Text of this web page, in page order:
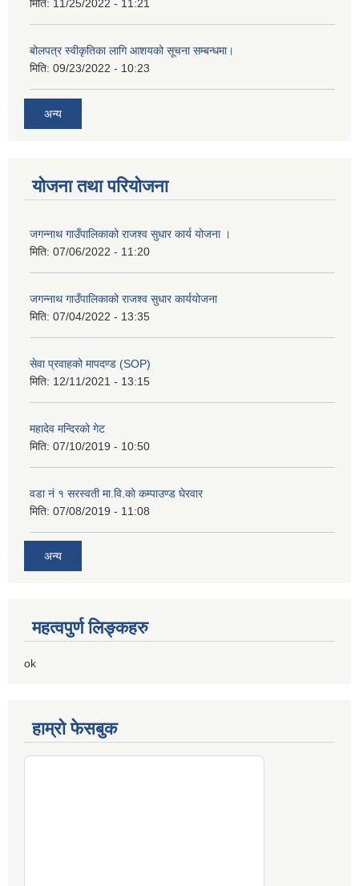
मिति: 11/25/2022 - 11:21
बोलपत्र स्वीकृतिका लागि आशयको सूचना सम्बन्धमा।
मिति: 09/23/2022 - 10:23
अन्य
योजना तथा परियोजना
जगन्नाथ गाउँपालिकाको राजश्व सुधार कार्य योजना ।
मिति: 07/06/2022 - 11:20
जगन्नाथ गाउँपालिकाको राजश्व सुधार कार्ययोजना
मिति: 07/04/2022 - 13:35
सेवा प्रवाहको मापदण्ड (SOP)
मिति: 12/11/2021 - 13:15
महादेव मन्दिरको गेट
मिति: 07/10/2019 - 10:50
वडा नं १ सरस्वती मा.वि.काे कम्पाउण्ड घेरवार
मिति: 07/08/2019 - 11:08
अन्य
महत्वपुर्ण लिङ्कहरु
ok
हाम्रो फेसबुक